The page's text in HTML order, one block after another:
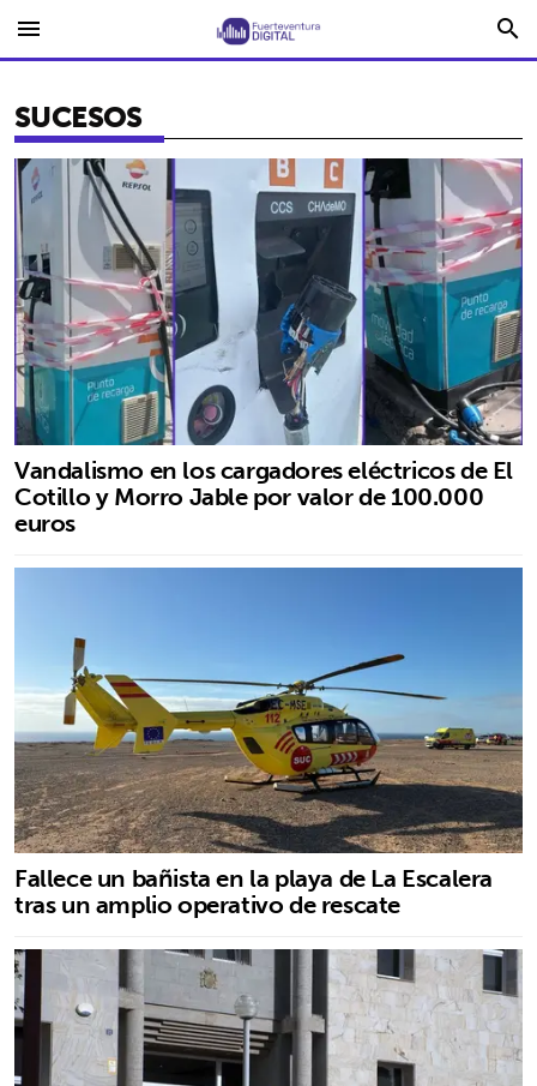
menu search
SUCESOS
Vandalismo en los cargadores eléctricos de El
Cotillo y Morro Jable por valor de 100.000
euros
Fallece un bañista en la playa de La Escalera
tras un amplio operativo de rescate